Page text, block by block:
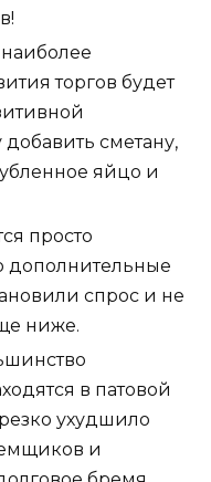
торгов будет
сметану,
яйцо и
просто
дополнительные
спрос и не
ниже.
в патовой
ухудшило
и